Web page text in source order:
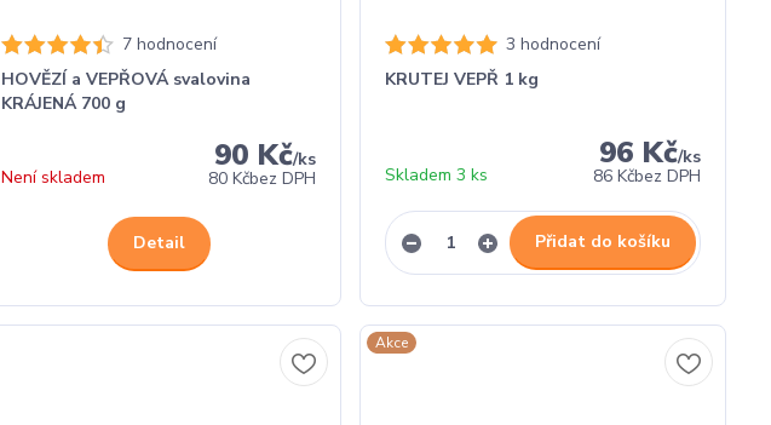
7 hodnocení
HOVĚZÍ a VEPŘOVÁ svalovina
KRÁJENÁ 700 g
90 Kč/ks
80 Kčbez DPH
Není skladem
Detail
3 hodnocení
KRUTEJ VEPŘ 1 kg
96 Kč/ks
86 Kčbez DPH
Skladem 3 ks
Přidat do košíku
Akce